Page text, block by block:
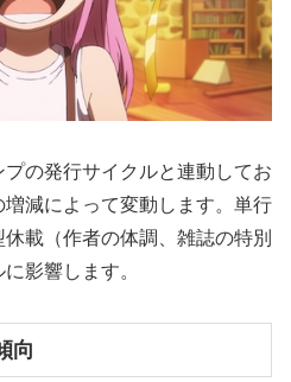
の発行サイクルと連動してお
減によって変動します。単行
載（作者の体調、雑誌の特別
影響します。
向